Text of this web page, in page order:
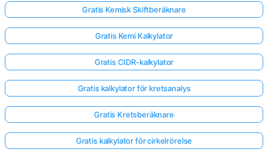
Gratis Kemisk Skiftberäknare
Gratis Kemi Kalkylator
Gratis CIDR-kalkylator
Gratis kalkylator för kretsanalys
Gratis Kretsberäknare
Gratis kalkylator för cirkelrörelse